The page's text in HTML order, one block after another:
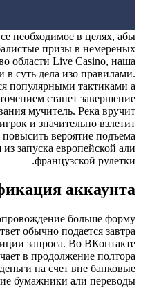
необходимое в целях, абы
призы в немереных
области Live Casino, наша
в суть дела изо правилами.
популярными тактиками а
станет завершение
мучитель. Река вручит
и значительно взлетит
вероятие подъема
из запуска европейской али
французской рулетки.
аккаунта
больше форму
обычно подается завтра
запроса. Во ВКонтакте
в продолжение полтора
на счет вне банковые
бумажники али переводы.